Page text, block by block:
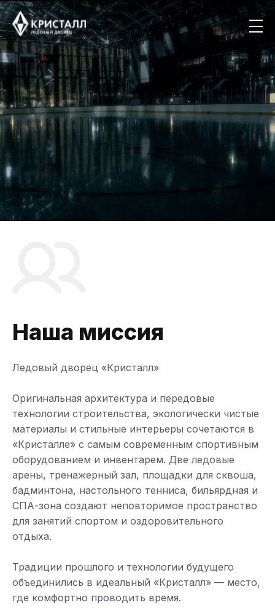
Наша миссия
Ледовый дворец «Кристалл»
Оригинальная архитектура и передовые
технологии строительства, экологически чистые
материалы и стильные интерьеры сочетаются в
«Кристалле» с самым современным спортивным
оборудованием и инвентарем. Две ледовые
арены, тренажерный зал, площадки для сквоша,
бадминтона, настольного тенниса, бильярдная и
СПА-зона создают неповторимое пространство
для занятий спортом и оздоровительного
отдыха.
Традиции прошлого и технологии будущего
объединились в идеальный «Кристалл» — место,
где комфортно проводить время.